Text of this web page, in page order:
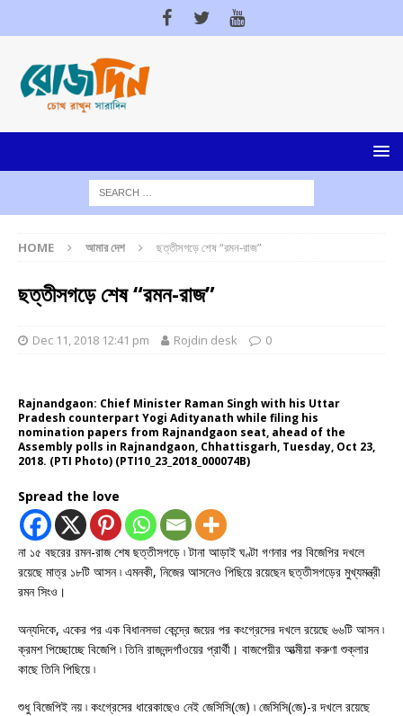
HOME আমার দেশ ছত্তীসগড়ে শেষ “রমন-রাজ”
ছত্তীসগড়ে শেষ “রমন-রাজ”
Dec 11, 2018 12:41 pm Rojdin desk 0
Rajnandgaon: Chief Minister Raman Singh with his Uttar
Pradesh counterpart Yogi Adityanath while filing his
nomination papers from Rajnandgaon seat, ahead of the
Assembly polls in Rajnandgaon, Chhattisgarh, Tuesday, Oct 23,
2018. (PTI Photo) (PTI10_23_2018_000074B)
Spread the love
না ১৫ বছরের রমন-রাজ শেষ ছত্তীসগড়ে ৷ টানা আড়াই ঘণ্টা গণনার পর বিজেপির দখলে
রয়েছে মাত্র ১৮টি আসন ৷ এমনকী, নিজের আসনেও পিছিয়ে রয়েছেন ছত্তীসগড়ের মুখ্যমন্ত্রী
রমন সিংও।
অন্যদিকে, একের পর এক বিধানসভা কেন্দ্রে জয়ের পর কংগ্রেসের দখলে রয়েছে ৬৬টি আসন ৷
ক্রমশ পিচ্ছোচ্ছে বিজেপি ৷ তিনি রাজনন্দগাঁওয়ের প্রার্থী। বাজপেয়ীর আত্মীয়া করুণা শুক্লার
কাছে তিনি পিছিয়ে ৷
শুধু বিজেপিই নয় ৷ কংগ্রেসের ধারেকাছেও নেই জেসিসি(জে) ৷ জেসিসি(জে)-র দখলে রয়েছে